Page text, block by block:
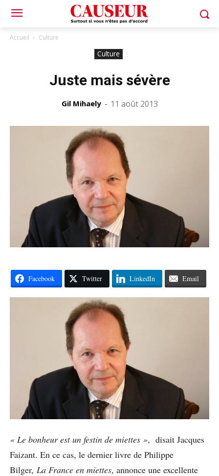
Accueil Culture
Culture
Juste mais sévère
Gil Mihaely - 11 août 2013
Facebook Twitter LinkedIn Email
« Le bonheur est un festin de miettes », disait Jacques
Faizant. En ce cas, le dernier livre de Philippe
Bilger, La France en miettes, annonce une excellente